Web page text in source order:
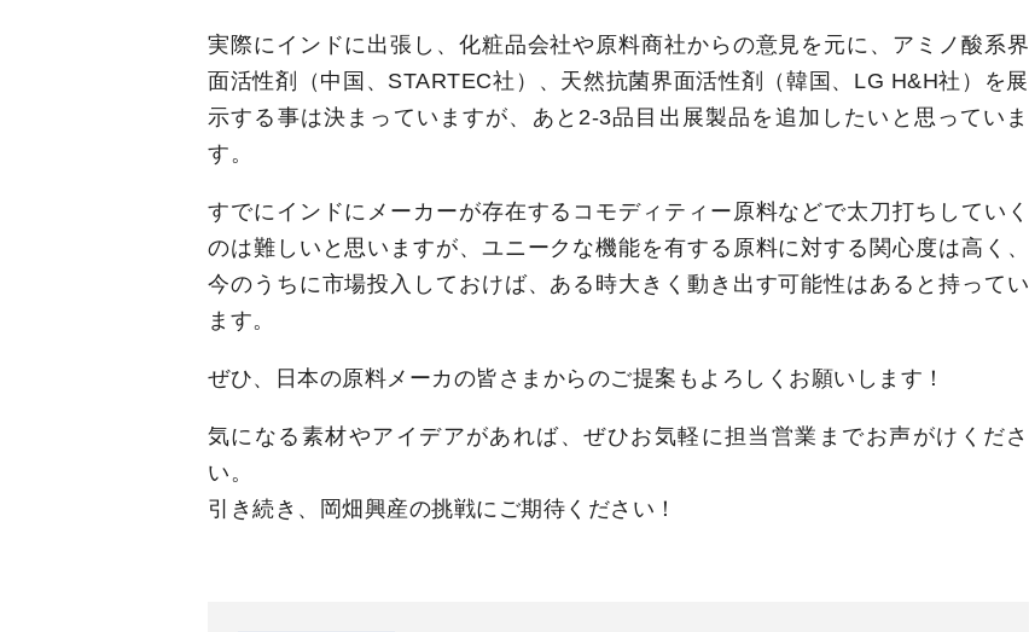
実際にインドに出張し、化粧品会社や原料商社からの意見を元に、アミノ酸系界
面活性剤（中国、STARTEC社）、天然抗菌界面活性剤（韓国、LG H&H社）を展
示する事は決まっていますが、あと2-3品目出展製品を追加したいと思っていま
す。
すでにインドにメーカーが存在するコモディティー原料などで太刀打ちしていく
のは難しいと思いますが、ユニークな機能を有する原料に対する関心度は高く、
今のうちに市場投入しておけば、ある時大きく動き出す可能性はあると持ってい
ます。
ぜひ、日本の原料メーカの皆さまからのご提案もよろしくお願いします！
気になる素材やアイデアがあれば、ぜひお気軽に担当営業までお声がけくださ
い。
引き続き、岡畑興産の挑戦にご期待ください！